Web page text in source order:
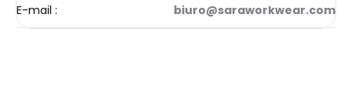
E-mail : biuro@saraworkwear.com